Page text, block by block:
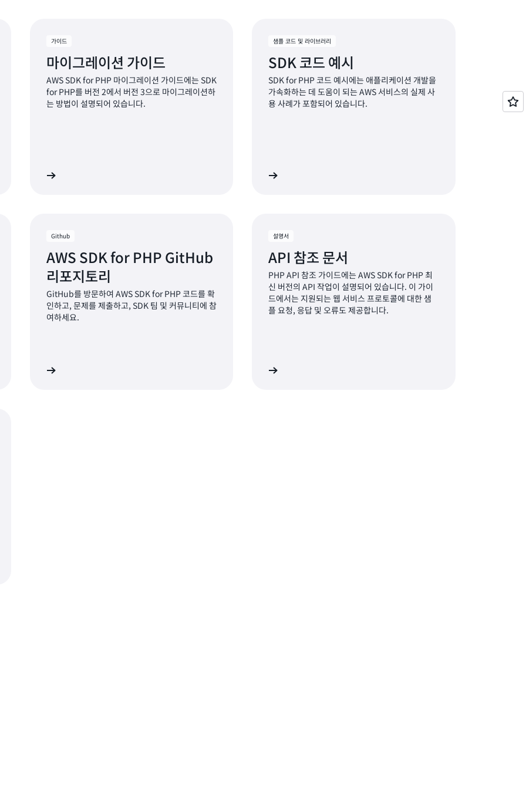
대기하는 동안 비동기적으로 대기할 수 있습니다.
자세히 알아보기
가이드
마이그레이션 가이드
AWS SDK for PHP 마이그레이션 가이드에는 SDK
for PHP를 버전 2에서 버전 3으로 마이그레이션하
는 방법이 설명되어 있습니다.
샘플 코드 및 라이브러리
SDK 코드 예시
SDK for PHP 코드 예시에는 애플리케이션 개발을
가속화하는 데 도움이 되는 AWS 서비스의 실제 사
용 사례가 포함되어 있습니다.
Github
AWS SDK for PHP GitHub
리포지토리
GitHub를 방문하여 AWS SDK for PHP 코드를 확
인하고, 문제를 제출하고, SDK 팀 및 커뮤니티에 참
여하세요.
설명서
API 참조 문서
PHP API 참조 가이드에는 AWS SDK for PHP 최
신 버전의 API 작업이 설명되어 있습니다. 이 가이
드에서는 지원되는 웹 서비스 프로토콜에 대한 샘
플 요청, 응답 및 오류도 제공합니다.